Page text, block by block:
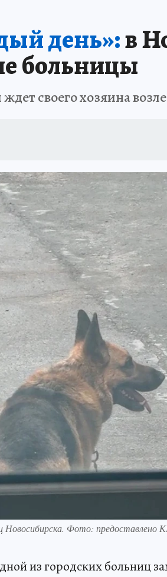
день»:в
больницы
своего хозяина
Новосибирска. Фото: предоставлено
из городских больниц